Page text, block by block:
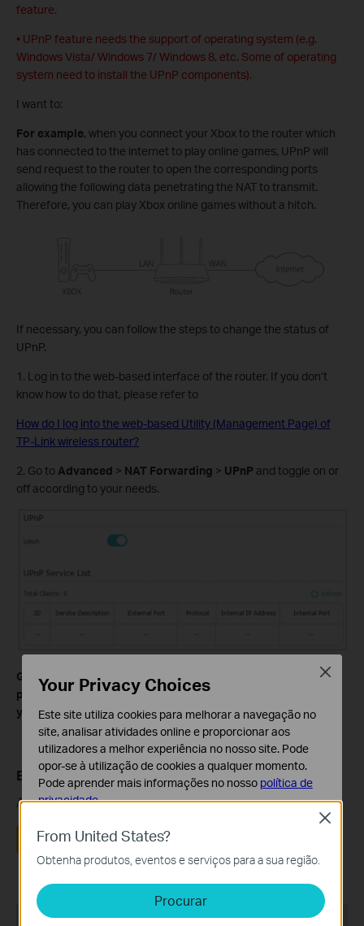
feature.
• UPnP feature needs the support of operating system (e.g.
Windows Vista/ Windows 7/ Windows 8, etc. Some of operating
system need to install the UPnP components).
I want to:
For example, when you connect your Xbox to the router which
has connected to the internet to play online games, UPnP will
send request to the router to open the corresponding ports
allowing the following data penetrating the NAT to transmit.
Therefore, you can play Xbox online games without a hitch.
If necessary, you can follow the steps to change the status of
UPnP.
1. Log in to the web-based interface of the router. If you don’t
know how to do that, please refer to
How do I log into the web-based Utility (Management Page) of
TP-Link wireless router?
2. Go toAdvanced > NAT Forwarding > UPnP and toggle on or
off according to your needs.
Get to know more details of each function and configuration
please go to Download Centerto download the manual of
your product.
Este guia foi útil?
A sua resposta ajuda-nos a melhorar o nosso site.
Sim Não
From United States?
Obtenha produtos, eventos e serviços para a sua região.
Procurar
Close
Your Privacy Choices
Este site utiliza cookies para melhorar a navegação no
site, analisar atividades online e proporcionar aos
utilizadores a melhor experiência no nosso site. Pode
opor-se à utilização de cookies a qualquer momento.
Pode aprender mais informações no nosso política de
privacidade.
Cookies Básicos
Os cookies são necessários para o funcionamento do
website e não podem ser desativados nos seus
Cookies de Análise e Marketing
Close